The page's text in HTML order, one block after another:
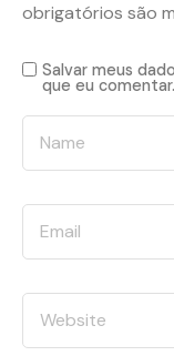
obrigatórios são
Salvar meus
que eu comentar.